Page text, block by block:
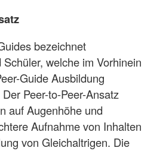
bezeichnet
welche im Vorhinein
Guide Ausbildung
Peer-to-Peer-Ansatz
auf Augenhöhe und
Aufnahme von Inhalten
von Gleichaltrigen. Die